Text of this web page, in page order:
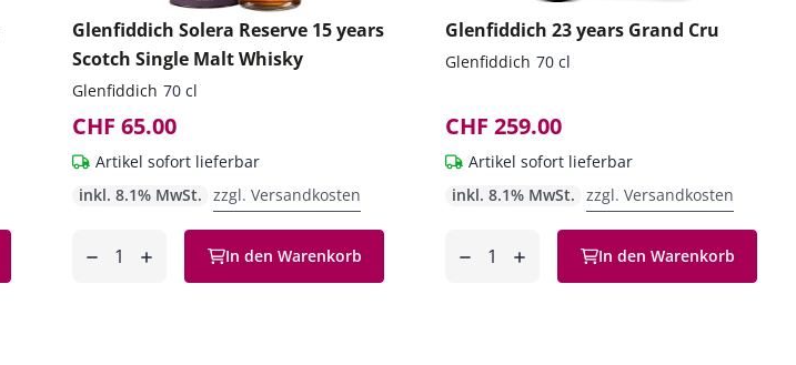
Glenfiddich Solera Reserve 15 years
Scotch Single Malt Whisky
Glenfiddich 70 cl
CHF 65.00
Artikel sofort lieferbar
inkl. 8.1% MwSt. zzgl. Versandkosten
entfernenhinzufügen
In den Warenkorb
Glenfiddich 23 years Grand Cru
Glenfiddich 70 cl
CHF 259.00
Artikel sofort lieferbar
inkl. 8.1% MwSt. zzgl. Versandkosten
entfernenhinzufügen
In den Warenkorb